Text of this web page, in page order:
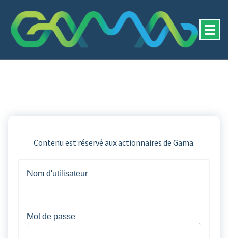
Contenu est réservé aux actionnaires de Gama.
Nom d'utilisateur
Mot de passe